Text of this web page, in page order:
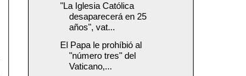
"La Iglesia Católica
desaparecerá en 25
años", vat...
El Papa le prohíbió al
"número tres" del
Vaticano,...